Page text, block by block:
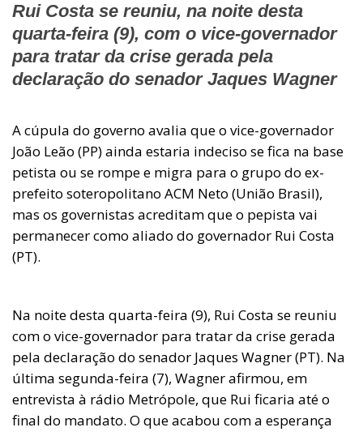
Rui Costa se reuniu, na noite desta
quarta-feira (9), com o vice-governador
para tratar da crise gerada pela
declaração do senador Jaques Wagner
A cúpula do governo avalia que o vice-governador
João Leão (PP) ainda estaria indeciso se fica na base
petista ou se rompe e migra para o grupo do ex-
prefeito soteropolitano ACM Neto (União Brasil),
mas os governistas acreditam que o pepista vai
permanecer como aliado do governador Rui Costa
(PT).
Na noite desta quarta-feira (9), Rui Costa se reuniu
com o vice-governador para tratar da crise gerada
pela declaração do senador Jaques Wagner (PT). Na
última segunda-feira (7), Wagner afirmou, em
entrevista à rádio Metrópole, que Rui ficaria até o
final do mandato. O que acabou com a esperança